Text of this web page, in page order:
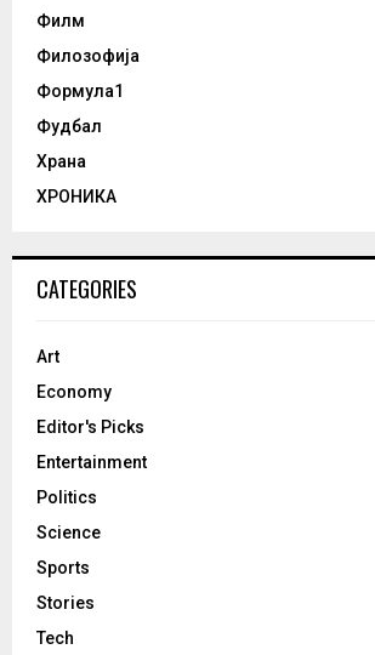
Филм
Филозофија
Формула1
Фудбал
Храна
ХРОНИКА
CATEGORIES
Art
Economy
Editor's Picks
Entertainment
Politics
Science
Sports
Stories
Tech